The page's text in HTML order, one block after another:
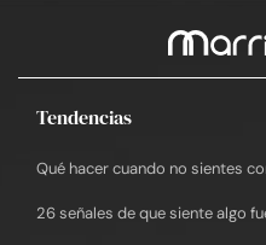
Tendencias
Qué hacer cuando no sientes
26 señales de que siente algo